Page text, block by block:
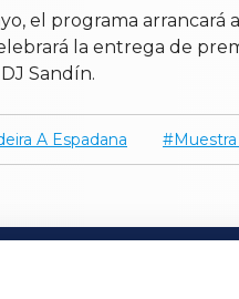
el programa
la entrega de
Sandín.
A Espadana